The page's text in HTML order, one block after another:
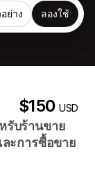
ย่าง ลองใช้
$150USD
รับร้านขาย
ละการซื้อขาย